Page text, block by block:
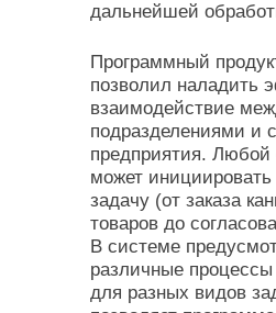
дальнейшей
Программный
позволил наладить
взаимодействие
подразделениями и
предприятия. Любой
может
задачу (от заказа
товаров до
В системе
различные процессы
для разных видов